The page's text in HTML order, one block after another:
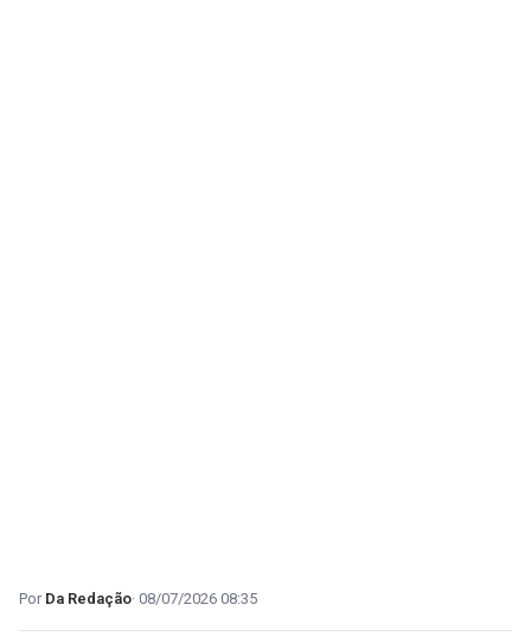
Da Redação 08/07/2026 08:35